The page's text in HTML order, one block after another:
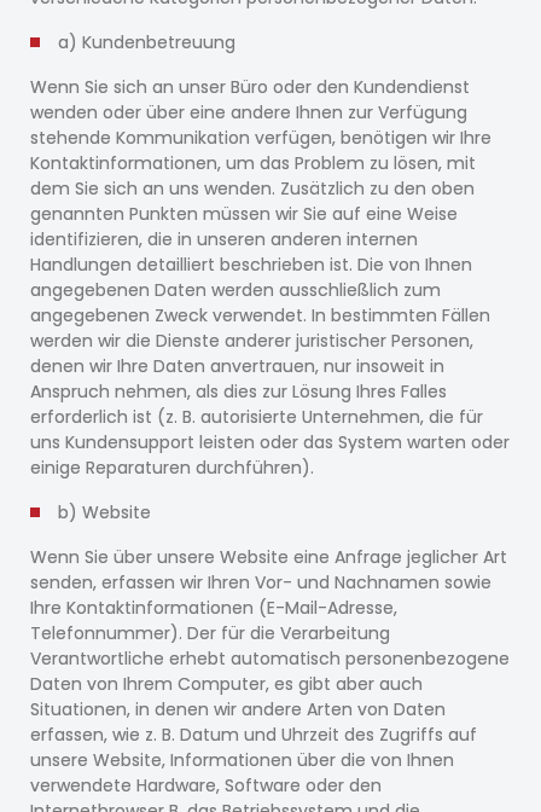
a) Kundenbetreuung
Wenn Sie sich an unser Büro oder den Kundendienst
wenden oder über eine andere Ihnen zur Verfügung
stehende Kommunikation verfügen, benötigen wir Ihre
Kontaktinformationen, um das Problem zu lösen, mit
dem Sie sich an uns wenden. Zusätzlich zu den oben
genannten Punkten müssen wir Sie auf eine Weise
identifizieren, die in unseren anderen internen
Handlungen detailliert beschrieben ist. Die von Ihnen
angegebenen Daten werden ausschließlich zum
angegebenen Zweck verwendet. In bestimmten Fällen
werden wir die Dienste anderer juristischer Personen,
denen wir Ihre Daten anvertrauen, nur insoweit in
Anspruch nehmen, als dies zur Lösung Ihres Falles
erforderlich ist (z. B. autorisierte Unternehmen, die für
uns Kundensupport leisten oder das System warten oder
einige Reparaturen durchführen).
b) Website
Wenn Sie über unsere Website eine Anfrage jeglicher Art
senden, erfassen wir Ihren Vor- und Nachnamen sowie
Ihre Kontaktinformationen (E-Mail-Adresse,
Telefonnummer). Der für die Verarbeitung
Verantwortliche erhebt automatisch personenbezogene
Daten von Ihrem Computer, es gibt aber auch
Situationen, in denen wir andere Arten von Daten
erfassen, wie z. B. Datum und Uhrzeit des Zugriffs auf
unsere Website, Informationen über die von Ihnen
verwendete Hardware, Software oder den